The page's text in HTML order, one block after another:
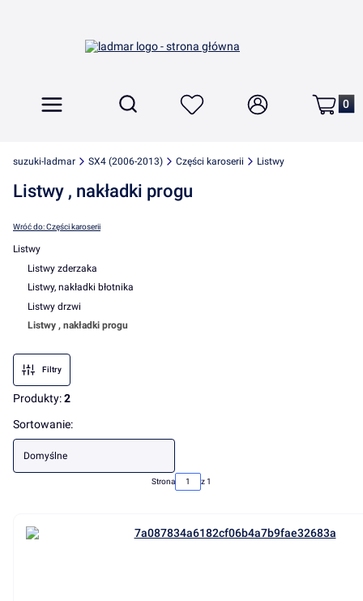
Menu Otwórz wyszukiwarkę
Szukaj Ulubione Zaloguj się Koszyk
suzuki-ladmar SX4 (2006-2013) Części karoserii Listwy
Listwy , nakładki progu
Wróć do: Części karoserii
Listwy
Listwy zderzaka
Listwy, nakładki błotnika
Listwy drzwi
Listwy , nakładki progu
Filtry
Produkty:2
Lista produktów
Sortowanie:
Domyślne
Strona z 1